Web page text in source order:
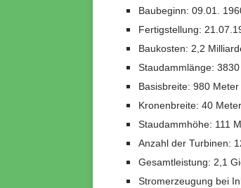
Baubeginn: 09.01.
Fertigstellung:
Baukosten: 2,2
Staudammlänge:
Basisbreite: 980 Meter
Kronenbreite: 40 Meter
Staudammhöhe: 111
Anzahl der Turbinen:
Gesamtleistung: 2,1
Stromerzeugung bei